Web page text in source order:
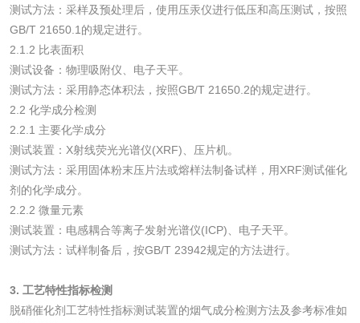
测试方法：采样及预处理后，使用压汞仪进行低压和高压测试，按照
GB/T 21650.1的规定进行。
2.1.2 比表面积
测试设备：物理吸附仪、电子天平。
测试方法：采用静态体积法，按照GB/T 21650.2的规定进行。
2.2 化学成分检测
2.2.1 主要化学成分
测试装置：X射线荧光光谱仪(XRF)、压片机。
测试方法：采用固体粉末压片法或熔样法制备试样，用XRF测试催化
剂的化学成分。
2.2.2 微量元素
测试装置：电感耦合等离子发射光谱仪(ICP)、电子天平。
测试方法：试样制备后，按GB/T 23942规定的方法进行。
3. 工艺特性指标检测
脱硝催化剂工艺特性指标测试装置的烟气成分检测方法及参考标准如
洗手液检测
水处理药剂检测
检测
三氯异氰尿酸检测 磷酸二氢铵检测